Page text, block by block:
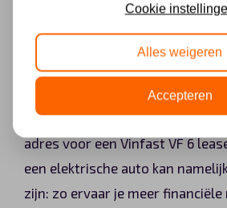
Vinfast VF 6 lease
AutoLeaseCenter
Geïnteresseerd in de VF 6 van
2023 ben je bij
adres voor een Vinfast VF 6
een elektrische auto kan
zijn: zo ervaar je meer financiële
Cookie
Alles weigeren
Accepteren